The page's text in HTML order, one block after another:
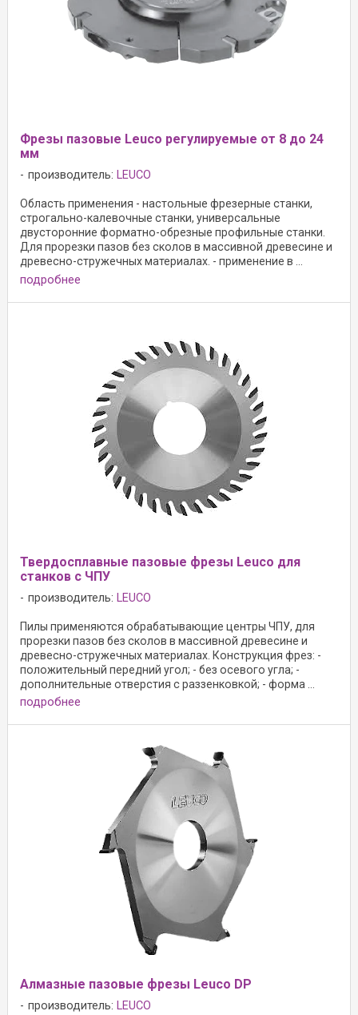
Фрезы пазовые Leuco регулируемые от 8 до 24
мм
производитель: LEUCO
Область применения - настольные фрезерные станки,
строгально-калевочные станки, универсальные
двусторонние форматно-обрезные профильные станки.
Для прорезки пазов без сколов в массивной древесине и
древесно-стружечных материалах. - применение в ...
подробнее
Твердосплавные пазовые фрезы Leuco для
станков с ЧПУ
производитель: LEUCO
Пилы применяются обрабатывающие центры ЧПУ, для
прорезки пазов без сколов в массивной древесине и
древесно-стружечных материалах. Конструкция фрез: -
положительный передний угол; - без осевого угла; -
дополнительные отверстия с раззенковкой; - форма ...
подробнее
Алмазные пазовые фрезы Leuco DP
производитель: LEUCO